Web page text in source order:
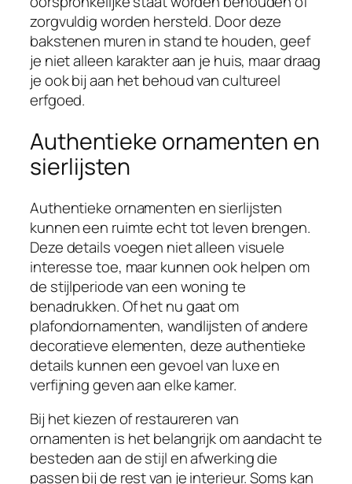
zorgvuldig worden hersteld. Door deze
bakstenen muren in stand te houden, geef
je niet alleen karakter aan je huis, maar draag
je ook bij aan het behoud van cultureel
erfgoed.
Authentieke ornamenten en
sierlijsten
Authentieke ornamenten en sierlijsten
kunnen een ruimte echt tot leven brengen.
Deze details voegen niet alleen visuele
interesse toe, maar kunnen ook helpen om
de stijlperiode van een woning te
benadrukken. Of het nu gaat om
plafondornamenten, wandlijsten of andere
decoratieve elementen, deze authentieke
details kunnen een gevoel van luxe en
verfijning geven aan elke kamer.
Bij het kiezen of restaureren van
ornamenten is het belangrijk om aandacht te
besteden aan de stijl en afwerking die
passen bij de rest van je interieur. Soms kan